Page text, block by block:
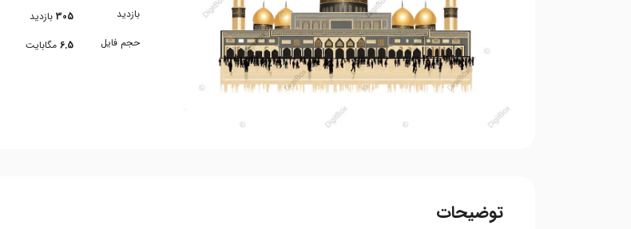
بازدید
حجم فایل
305 بازدید
6.5 مگابایت
توضیحات